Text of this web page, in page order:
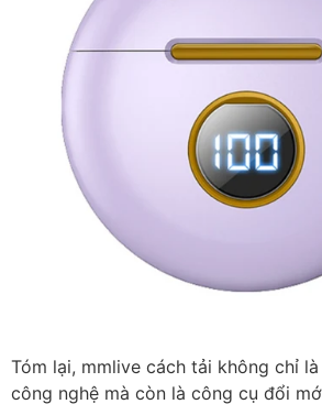
Tóm lại, mmlive cách tải không chỉ
công nghệ mà còn là công cụ đổi